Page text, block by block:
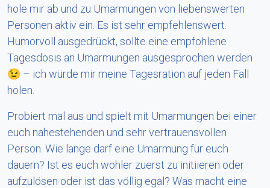
hole mir ab und zu Umarmungen von liebenswerten
Personen aktiv ein. Es ist sehr empfehlenswert.
Humorvoll ausgedrückt, sollte eine empfohlene
Tagesdosis an Umarmungen ausgesprochen werden
😉 – ich würde mir meine Tagesration auf jeden Fall
holen.
Probiert mal aus und spielt mit Umarmungen bei einer
euch nahestehenden und sehr vertrauensvollen
Person. Wie lange darf eine Umarmung für euch
dauern? Ist es euch wohler zuerst zu initiieren oder
aufzulösen oder ist das völlig egal? Was macht eine